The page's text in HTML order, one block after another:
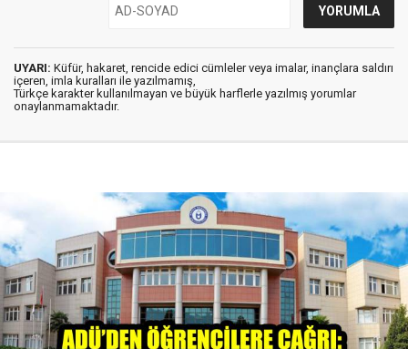
UYARI: Küfür, hakaret, rencide edici cümleler veya imalar, inançlara saldırı
içeren, imla kuralları ile yazılmamış,
Türkçe karakter kullanılmayan ve büyük harflerle yazılmış yorumlar
onaylanmamaktadır.